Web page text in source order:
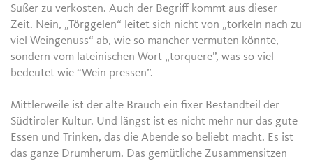
Sußer zu verkosten. Auch der Begriff kommt aus dieser
Zeit. Nein, „Törggelen“ leitet sich nicht von „torkeln nach zu
viel Weingenuss“ ab, wie so mancher vermuten könnte,
sondern vom lateinischen Wort „torquere”, was so viel
bedeutet wie “Wein pressen”.
Mittlerweile ist der alte Brauch ein fixer Bestandteil der
Südtiroler Kultur. Und längst ist es nicht mehr nur das gute
Essen und Trinken, das die Abende so beliebt macht. Es ist
das ganze Drumherum. Das gemütliche Zusammensitzen